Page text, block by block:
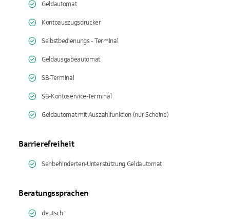
Geldautomat
Kontoauszugsdrucker
Selbstbedienungs - Terminal
Geldausgabeautomat
SB-Terminal
SB-Kontoservice-Terminal
Geldautomat mit Auszahlfunktion (nur Scheine)
Barrierefreiheit
Sehbehinderten-Unterstützung Geldautomat
Beratungssprachen
deutsch